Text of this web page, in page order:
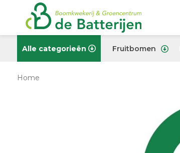
Alle categorieën Fruitbomen
Home